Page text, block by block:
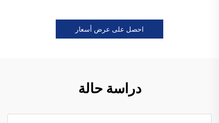
احصل على عرض أسعار
دراسة حالة